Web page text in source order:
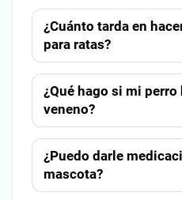
¿Cuánto tarda en
para ratas?
¿Qué hago si mi
veneno?
¿Puedo darle
mascota?